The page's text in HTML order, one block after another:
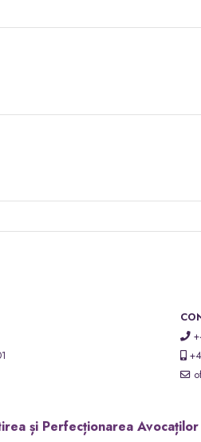
și Perfecționarea Avocaților